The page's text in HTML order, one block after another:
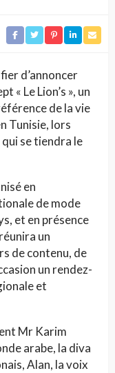
d’annoncer
« Le Lion’s », un
de la vie
Tunisie, lors
se tiendra le
en
de mode
et en présence
un
de contenu, de
un rendez-
et
Mr Karim
arabe, la diva
Alan, la voix